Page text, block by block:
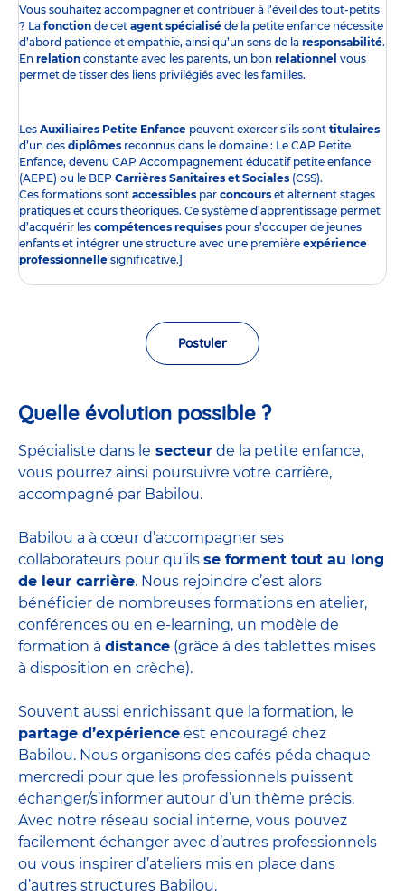
Vous souhaitez accompagner et contribuer à l’éveil des tout-petits
? La fonction de cet agent spécialisé de la petite enfance nécessite
d’abord patience et empathie, ainsi qu’un sens de la responsabilité.
En relation constante avec les parents, un bon relationnel vous
permet de tisser des liens privilégiés avec les familles.
Les Auxiliaires Petite Enfance peuvent exercer s’ils sont titulaires
d’un des diplômes reconnus dans le domaine : Le CAP Petite
Enfance, devenu CAP Accompagnement éducatif petite enfance
(AEPE) ou le BEP Carrières Sanitaires et Sociales (CSS).
Ces formations sont accessibles par concours et alternent stages
pratiques et cours théoriques. Ce système d’apprentissage permet
d’acquérir les compétences requises pour s’occuper de jeunes
enfants et intégrer une structure avec une première expérience
professionnelle significative.]
Postuler
Quelle évolution possible ?
Spécialiste dans le secteur de la petite enfance,
vous pourrez ainsi poursuivre votre carrière,
accompagné par Babilou.
Babilou a à cœur d’accompagner ses
collaborateurs pour qu’ils se forment tout au long
de leur carrière. Nous rejoindre c’est alors
bénéficier de nombreuses formations en atelier,
conférences ou en e-learning, un modèle de
formation à distance (grâce à des tablettes mises
à disposition en crèche).
Souvent aussi enrichissant que la formation, le
partage d’expérience est encouragé chez
Babilou. Nous organisons des cafés péda chaque
mercredi pour que les professionnels puissent
échanger/s’informer autour d’un thème précis.
Avec notre réseau social interne, vous pouvez
facilement échanger avec d’autres professionnels
ou vous inspirer d’ateliers mis en place dans
d’autres structures Babilou.